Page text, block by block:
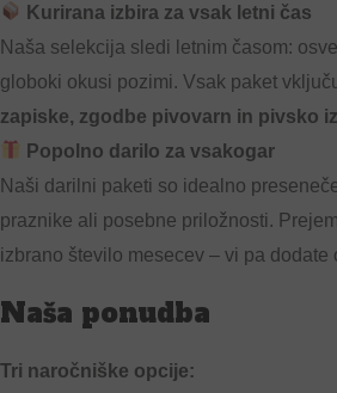
Kurirana izbira za vsak letni čas
Naša selekcija sledi letnim časom:
globoki okusi pozimi. Vsak paket
zapiske, zgodbe pivovarn in pivsko
Popolno darilo za vsakogar
Naši darilni paketi so idealno
praznike ali posebne priložnosti.
izbrano število mesecev – vi pa dodate
Naša ponudba
Tri naročniške opcije: